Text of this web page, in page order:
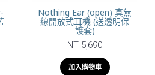
Nothing Ear (open) 真無
線開放式耳機 (送透明保
護套)
NT 5,690
加入購物車